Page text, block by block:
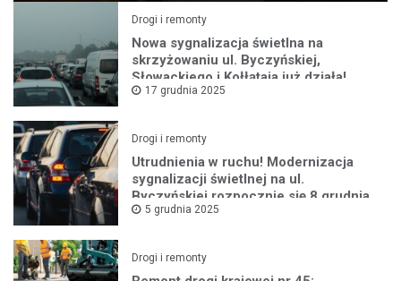
Drogi i remonty
Nowa sygnalizacja świetlna na
skrzyżowaniu ul. Byczyńskiej,
Słowackiego i Kołłątaja już działa!
17 grudnia 2025
Drogi i remonty
Utrudnienia w ruchu! Modernizacja
sygnalizacji świetlnej na ul.
Byczyńskiej rozpocznie się 8 grudnia
5 grudnia 2025
Drogi i remonty